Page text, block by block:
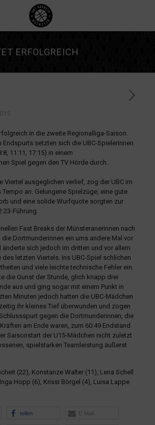
ERFOLGREICH
in die zweite Regionalliga-Saison.
Endspurts setzten sich die UBC-Spielerinnen
11:11, 17:15) in einem
Spiel gegen den TV Hörde durch.
Viertel ausgeglichen verlief, zog der UBC im
an. Gelungene Spielzüge, eine gute
und eine solide Wurfquote sorgten zur
Führung.
Fast Breaks der Münsteranerinnen nach
Dortmunderinnen ein ums andere Mal vor
änderte sich jedoch im dritten und vor allem
des letzten Viertels. Ins UBC-Spiel schlichen
und viele leichte technische Fehler ein.
die Gunst der Stunde, glich knapp drei
aus und ging sogar mit einem Punkt in
Minuten jedoch hatten die UBC-Mädchen
ihr kleines Tief überwunden und zogen
gegen die Dortmunderinnen, die
am Ende waren, zum 60:49 Endstand
Saisonstart der U15-Mädchen nicht zuletzt
spielstarken Teamleistung äußerst
(22), Konstanze Walter (11), Lena Schell
Hopp (6), Krissi Börgel (4), Luisa Lappe
teilen E-Mail